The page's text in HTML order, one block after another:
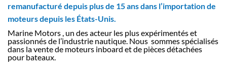
remanufacturé depuis plus de 15 ans dans l’importation de
moteurs depuis les États-Unis.
Marine Motors , un des acteur les plus expérimentés et
passionnés de l’industrie nautique. Nous sommes spécialisés
dans la vente de moteurs inboard et de pièces détachées
pour bateaux.